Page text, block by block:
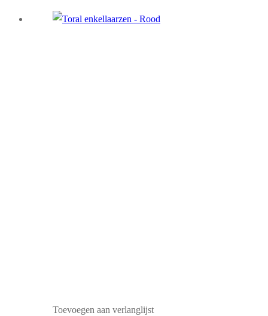
Toevoegen aan verlanglijst